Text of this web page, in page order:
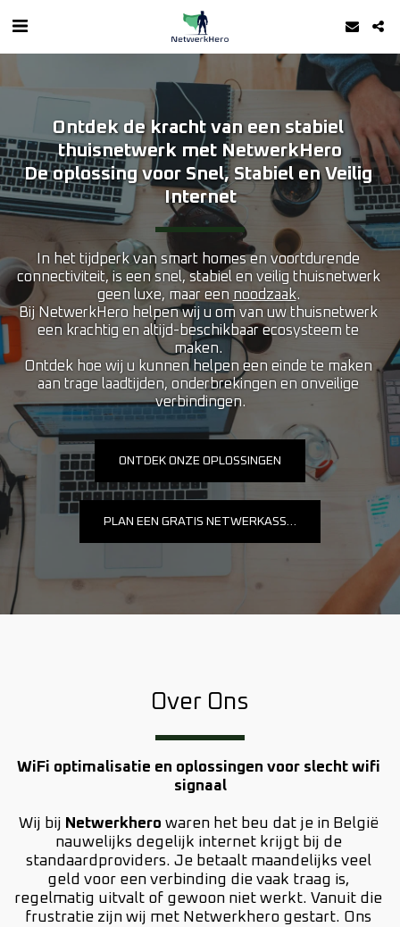
Ontdek de kracht van een stabiel
thuisnetwerk met NetwerkHero
De oplossing voor Snel, Stabiel en Veilig
Internet
In het tijdperk van smart homes en voortdurende
connectiviteit, is een snel, stabiel en veilig thuisnetwerk
geen luxe, maar een noodzaak.
Bij NetwerkHero helpen wij u om van uw thuisnetwerk
een krachtig en altijd-beschikbaar ecosysteem te
maken.
Ontdek hoe wij u kunnen helpen een einde te maken
aan trage laadtijden, onderbrekingen en onveilige
verbindingen.
ONTDEK ONZE OPLOSSINGEN
Over Ons
WiFi optimalisatie en oplossingen voor slecht wifi
signaal
Wij bij Netwerkhero waren het beu dat je in België
nauwelijks degelijk internet krijgt bij de
standaardproviders. Je betaalt maandelijks veel
geld voor een verbinding die vaak traag is,
regelmatig uitvalt of gewoon niet werkt. Vanuit die
frustratie zijn wij met Netwerkhero gestart. Ons